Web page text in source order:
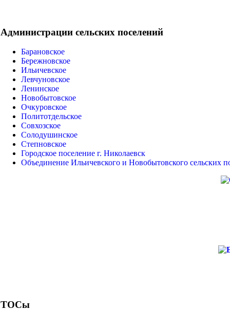
Администрации сельских поселений
Барановское
Бережновское
Ильичевское
Левчуновское
Ленинское
Новобытовское
Очкуровское
Политотдельское
Совхозское
Солодушинское
Степновское
Городское поселение г. Николаевск
Объединение Ильичевского и Новобытовского сельских
ТОСы